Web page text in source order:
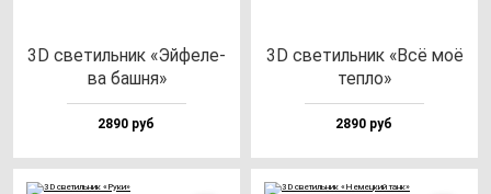
3D све­тиль­ник «Эй­фе­ле­
ва баш­ня»
2890 руб
3D све­тиль­ник «Всё моё
теп­ло»
2890 руб